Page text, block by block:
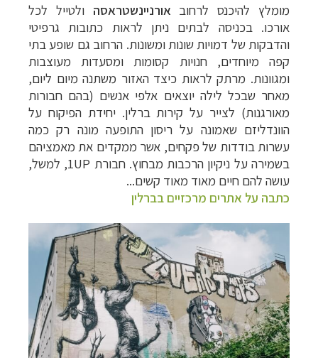
מומלץ להיכנס לרחוב אורניינשטראסה ולטייל לכל
אורכו. בכניסה לבתים ניתן לראות כתובות גרפיטי
והדבקות של דמויות שונות ומשונות. הרחוב גם שופע בתי
קפה מיוחדים, חנויות קסומות ומסעדות מעוצבות
ומגוונות. מרתק לראות כיצד האזור משתנה מיום ליום,
מאחר שבכל לילה יוצאים אלפי אנשים (בהם חבורות
מאורגנות) לצייר על קירות ברלין. יחידת הפיקוח על
הוונדליזם שאמונה על ריסון התופעה מונה רק כמה
עשרות בודדות של פקחים, אשר ממקדים את מאמציהם
בשמירה על ניקיון הרכבות מבחוץ. חבורת UP 1, למשל,
עושה להם חיים מאוד מאוד קשים...
כתבה על אתרים מרכזיים בברלין